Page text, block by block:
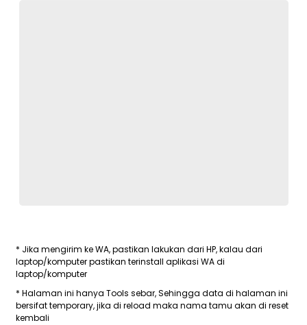
* Jika mengirim ke WA, pastikan lakukan dari HP, kalau dari
laptop/komputer pastikan terinstall aplikasi WA di
laptop/komputer
* Halaman ini hanya Tools sebar, Sehingga data di halaman ini
bersifat temporary, jika di reload maka nama tamu akan di reset
kembali